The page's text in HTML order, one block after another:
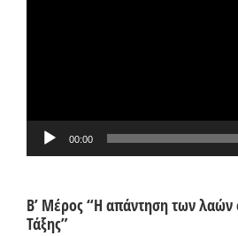
00:00
Β’ Μέρος “Η απάντηση των λαών
Τάξης”